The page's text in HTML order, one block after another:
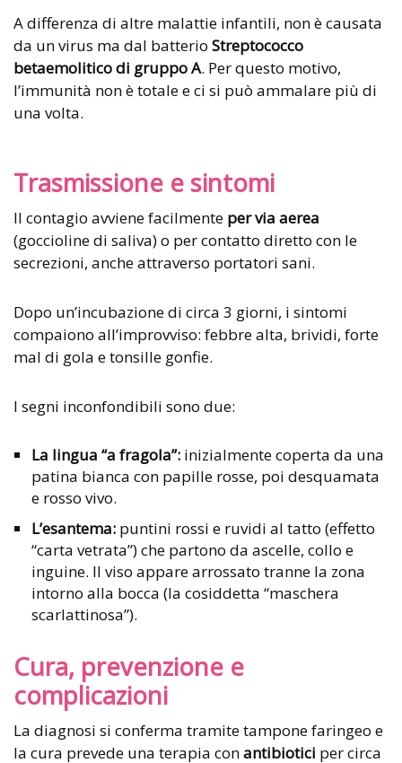
A differenza di altre malattie infantili, non è causata
da un virus ma dal batterio Streptococco
betaemolitico di gruppo A. Per questo motivo,
l’immunità non è totale e ci si può ammalare più di
una volta.
Trasmissione e sintomi
Il contagio avviene facilmente per via aerea
(goccioline di saliva) o per contatto diretto con le
secrezioni, anche attraverso portatori sani.
Dopo un’incubazione di circa 3 giorni, i sintomi
compaiono all’improvviso: febbre alta, brividi, forte
mal di gola e tonsille gonfie.
I segni inconfondibili sono due:
La lingua “a fragola”: inizialmente coperta da una
patina bianca con papille rosse, poi desquamata
e rosso vivo.
L’esantema: puntini rossi e ruvidi al tatto (effetto
“carta vetrata”) che partono da ascelle, collo e
inguine. Il viso appare arrossato tranne la zona
intorno alla bocca (la cosiddetta “maschera
scarlattinosa”).
Cura, prevenzione e
complicazioni
La diagnosi si conferma tramite tampone faringeo e
la cura prevede una terapia conantibiotici per circa